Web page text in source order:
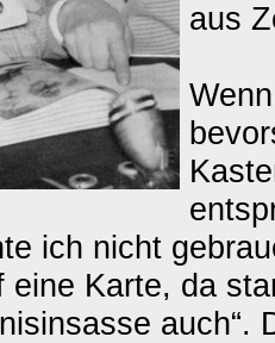
aus
ich nicht
eine Karte, da
auch“.